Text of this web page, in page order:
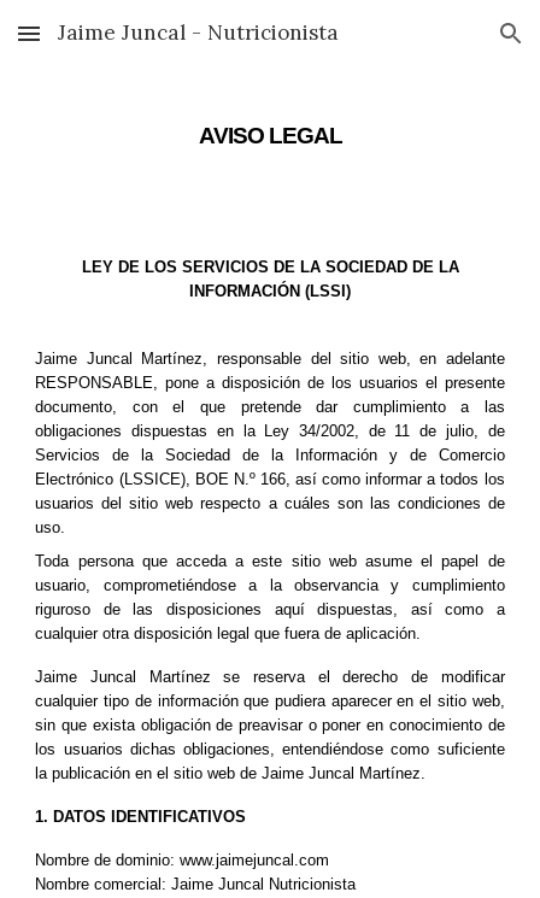
Skip to main content Skip to navigation
Jaime Juncal - Nutricionista
AVISO LEGAL
LEY DE LOS SERVICIOS DE LA SOCIEDAD DE LA
INFORMACIÓN (LSSI)
Jaime Juncal Martínez, responsable del sitio web, en adelante
RESPONSABLE, pone a disposición de los usuarios el presente
documento, con el que pretende dar cumplimiento a las
obligaciones dispuestas en la Ley 34/2002, de 11 de julio, de
Servicios de la Sociedad de la Información y de Comercio
Electrónico (LSSICE), BOE N.º 166, así como informar a todos los
usuarios del sitio web respecto a cuáles son las condiciones de
uso.
Toda persona que acceda a este sitio web asume el papel de
usuario, comprometiéndose a la observancia y cumplimiento
riguroso de las disposiciones aquí dispuestas, así como a
cualquier otra disposición legal que fuera de aplicación.
Jaime Juncal Martínez se reserva el derecho de modificar
cualquier tipo de información que pudiera aparecer en el sitio web,
sin que exista obligación de preavisar o poner en conocimiento de
los usuarios dichas obligaciones, entendiéndose como suficiente
la publicación en el sitio web de Jaime Juncal Martínez.
1. DATOS IDENTIFICATIVOS
Nombre de dominio: www.jaimejuncal.com
Nombre comercial: Jaime Juncal Nutricionista